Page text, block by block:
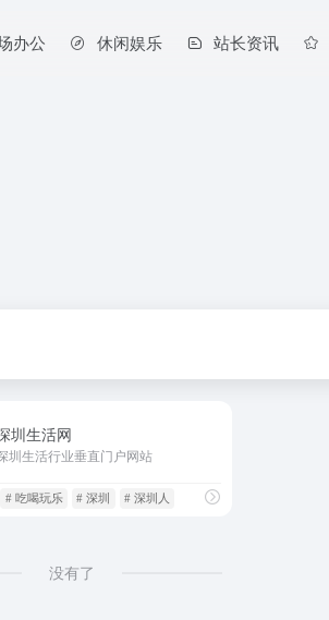
办公 休闲娱乐 站长资讯
圳生活网
圳生活行业垂直门户网站
# 吃喝玩乐 # 深圳 # 深圳人
没有了